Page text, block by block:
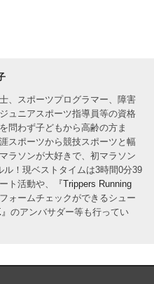
、スポーツプログラマー、障害
ュニアスポーツ指導員等の資格
問わず子どもから高齢の方ま
スポーツから競技スポーツと幅
ラソンが大好きで、初マラソン
ル！現ベストタイムは3時間0分39
ト活動や、
『Trippers Running
ォームチェックができるシュー
のアンバサダー等も行ってい